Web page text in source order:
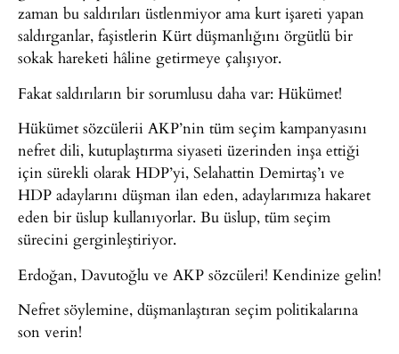
zaman bu saldırıları üstlenmiyor ama kurt işareti yapan
saldırganlar, faşistlerin Kürt düşmanlığını örgütlü bir
sokak hareketi hâline getirmeye çalışıyor.
Fakat saldırıların bir sorumlusu daha var: Hükümet!
Hükümet sözcülerii AKP’nin tüm seçim kampanyasını
nefret dili, kutuplaştırma siyaseti üzerinden inşa ettiği
için sürekli olarak HDP’yi, Selahattin Demirtaş’ı ve
HDP adaylarını düşman ilan eden, adaylarımıza hakaret
eden bir üslup kullanıyorlar. Bu üslup, tüm seçim
sürecini gerginleştiriyor.
Erdoğan, Davutoğlu ve AKP sözcüleri! Kendinize gelin!
Nefret söylemine, düşmanlaştıran seçim politikalarına
son verin!